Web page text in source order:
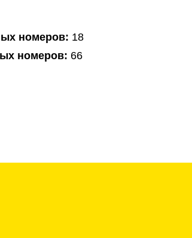
номеров: 18
номеров: 66